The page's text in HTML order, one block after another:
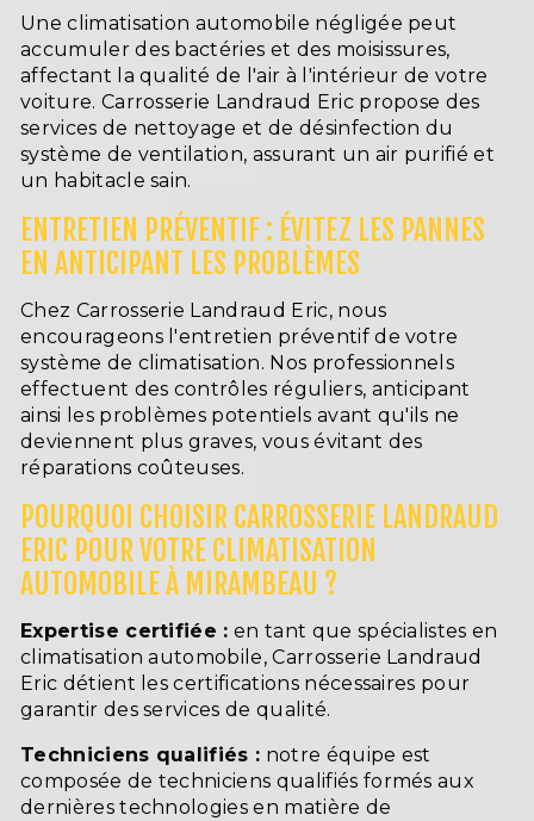
Une climatisation automobile négligée peut
accumuler des bactéries et des moisissures,
affectant la qualité de l'air à l'intérieur de votre
voiture. Carrosserie Landraud Eric propose des
services de nettoyage et de désinfection du
système de ventilation, assurant un air purifié et
un habitacle sain.
ENTRETIEN PRÉVENTIF : ÉVITEZ LES PANNES
EN ANTICIPANT LES PROBLÈMES
Chez Carrosserie Landraud Eric, nous
encourageons l'entretien préventif de votre
système de climatisation. Nos professionnels
effectuent des contrôles réguliers, anticipant
ainsi les problèmes potentiels avant qu'ils ne
deviennent plus graves, vous évitant des
réparations coûteuses.
POURQUOI CHOISIR CARROSSERIE LANDRAUD
ERIC POUR VOTRE CLIMATISATION
AUTOMOBILE À MIRAMBEAU ?
Expertise certifiée : en tant que spécialistes en
climatisation automobile, Carrosserie Landraud
Eric détient les certifications nécessaires pour
garantir des services de qualité.
Techniciens qualifiés : notre équipe est
composée de techniciens qualifiés formés aux
dernières technologies en matière de